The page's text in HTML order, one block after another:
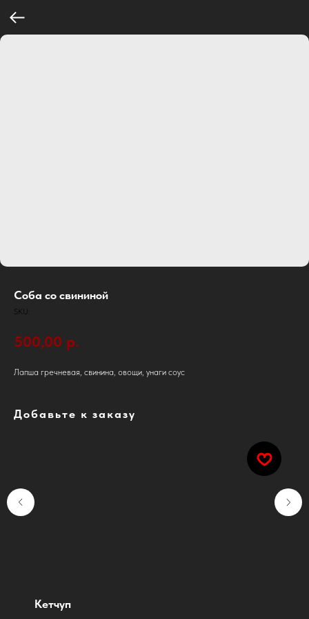
Соба со свининой
SKU:
500,00 р.
Лапша гречневая, свинина, овощи, унаги соус
Добавьте к заказу
Кетчуп